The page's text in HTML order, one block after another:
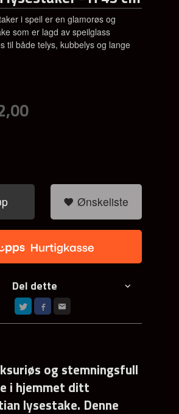
i speil er en glamorøs og
som er lagd av speilglass
til både telys, kubbelys og lange
Ønskeliste
Del dette
og stemningsfull
i hjemmet ditt
lysestake. Denne